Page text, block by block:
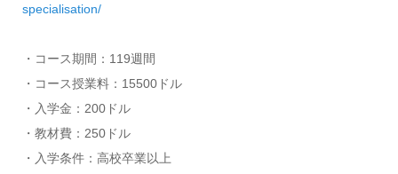
specialisation/
・コース期間：119週間
・コース授業料：15500ドル
・入学金：200ドル
・教材費：250ドル
・入学条件：高校卒業以上